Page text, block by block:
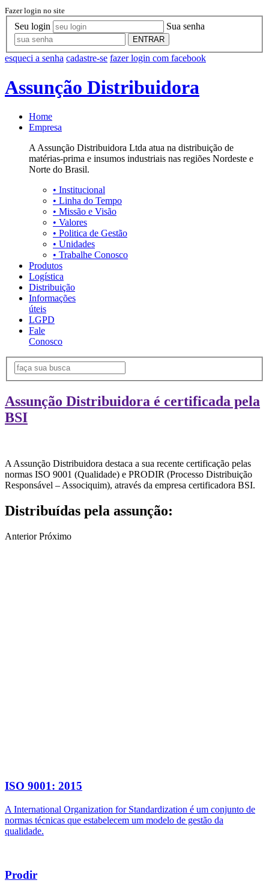
Fazer login no site
Seu login Sua senha
ENTRAR
esqueci a senha cadastre-se fazer login com facebook
Assunção Distribuidora
Home
Empresa
A Assunção Distribuidora Ltda atua na distribuição de
matérias-prima e insumos industriais nas regiões Nordeste e
Norte do Brasil.
• Institucional
• Linha do Tempo
• Missão e Visão
• Valores
• Politica de Gestão
• Unidades
• Trabalhe Conosco
Produtos
Logística
Distribuição
Informações
úteis
LGPD
Fale
Conosco
Assunção Distribuidora é certificada pela
BSI
A Assunção Distribuidora destaca a sua recente certificação pelas
normas ISO 9001 (Qualidade) e PRODIR (Processo Distribuição
Responsável – Associquim), através da empresa certificadora BSI.
Distribuídas pela assunção:
Anterior Próximo
ISO 9001: 2015
A International Organization for Standardization é um conjunto de
normas técnicas que estabelecem um modelo de gestão da
qualidade.
Prodir